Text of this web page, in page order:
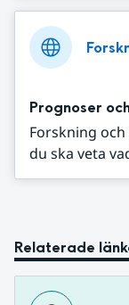
Prognoser
Forskning
du ska veta
Relaterade